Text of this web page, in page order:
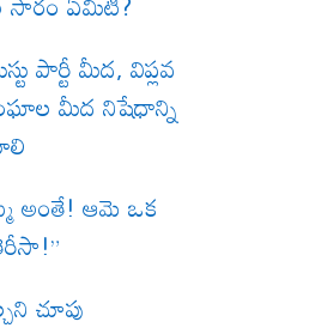
పార్టీ మీద, విప్లవ
మీద నిషేధాన్ని
అంతే! ఆమె ఒక
చూపు